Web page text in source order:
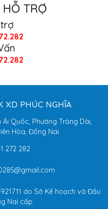
TRỢ
XD PHÚC NGHĨA
Quốc, Phường Trảng Dài,
Hòa, Đồng Nai
272 282
do Sở Kế hoạch và Đầu
Nai cấp